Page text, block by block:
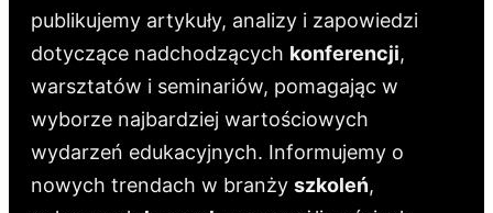
publikujemy artykuły, analizy i zapowiedzi
dotyczące nadchodzących konferencji,
warsztatów i seminariów, pomagając w
wyborze najbardziej wartościowych
wydarzeń edukacyjnych. Informujemy o
nowych trendach w branży szkoleń,